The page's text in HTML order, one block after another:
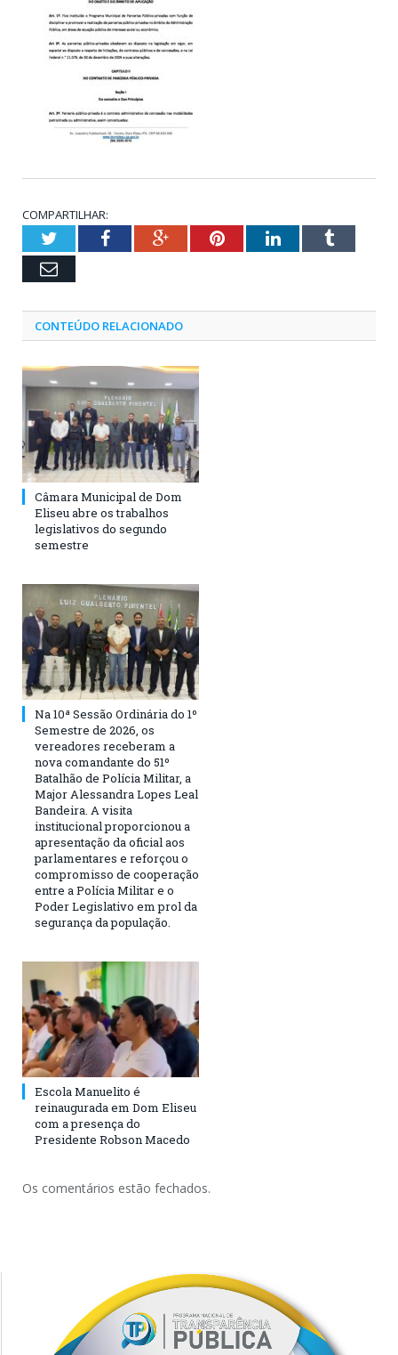
COMPARTILHAR:
TwitterFacebookGoogle+PinterestLinkedInTumblr
Email
CONTEÚDO RELACIONADO
Câmara Municipal de Dom
Eliseu abre os trabalhos
legislativos do segundo
semestre
Na 10ª Sessão Ordinária do 1º
Semestre de 2026, os
vereadores receberam a
nova comandante do 51º
Batalhão de Polícia Militar, a
Major Alessandra Lopes Leal
Bandeira. A visita
institucional proporcionou a
apresentação da oficial aos
parlamentares e reforçou o
compromisso de cooperação
entre a Polícia Militar e o
Poder Legislativo em prol da
segurança da população.
Escola Manuelito é
reinaugurada em Dom Eliseu
com a presença do
Presidente Robson Macedo
Os comentários estão fechados.